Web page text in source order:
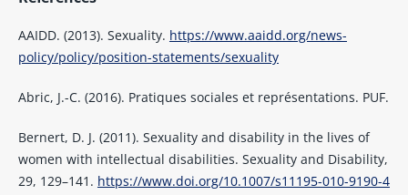
AAIDD. (2013). Sexuality. https://www.aaidd.org/news-
policy/policy/position-statements/sexuality
Abric, J.-C. (2016). Pratiques sociales et représentations. PUF.
Bernert, D. J. (2011). Sexuality and disability in the lives of
women with intellectual disabilities. Sexuality and Disability,
29, 129–141. https://www.doi.org/10.1007/s11195-010-9190-4